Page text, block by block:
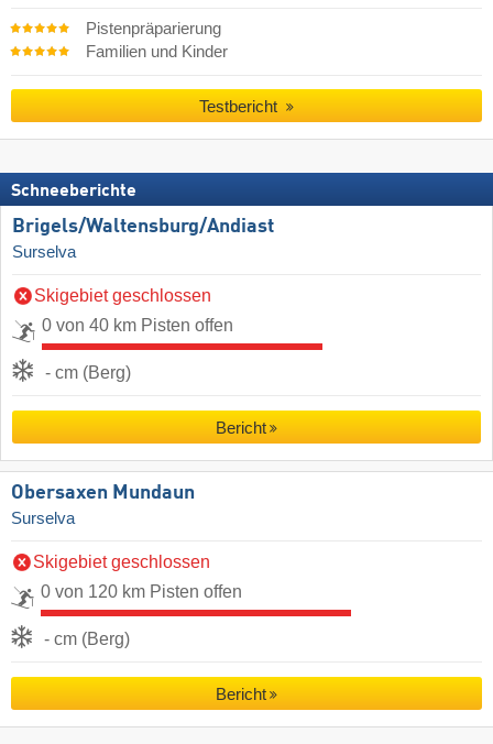
Pistenpräparierung
Familien und Kinder
Testbericht
Schneeberichte
Brigels/​Waltensburg/​Andiast
Surselva
Skigebiet geschlossen
0 von 40 km Pisten offen
- cm (Berg)
Bericht
Obersaxen Mundaun
Surselva
Skigebiet geschlossen
0 von 120 km Pisten offen
- cm (Berg)
Bericht